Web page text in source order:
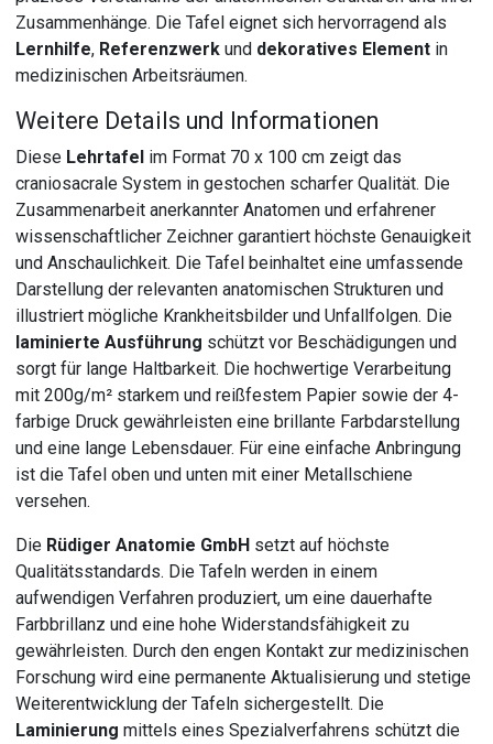
Zusammenhänge. Die Tafel eignet sich hervorragend als
Lernhilfe, Referenzwerk und dekoratives Element in
medizinischen Arbeitsräumen.
Weitere Details und Informationen
Diese Lehrtafel im Format 70 x 100 cm zeigt das
craniosacrale System in gestochen scharfer Qualität. Die
Zusammenarbeit anerkannter Anatomen und erfahrener
wissenschaftlicher Zeichner garantiert höchste Genauigkeit
und Anschaulichkeit. Die Tafel beinhaltet eine umfassende
Darstellung der relevanten anatomischen Strukturen und
illustriert mögliche Krankheitsbilder und Unfallfolgen. Die
laminierte Ausführung schützt vor Beschädigungen und
sorgt für lange Haltbarkeit. Die hochwertige Verarbeitung
mit 200g/m² starkem und reißfestem Papier sowie der 4-
farbige Druck gewährleisten eine brillante Farbdarstellung
und eine lange Lebensdauer. Für eine einfache Anbringung
ist die Tafel oben und unten mit einer Metallschiene
versehen.
Die Rüdiger Anatomie GmbH setzt auf höchste
Qualitätsstandards. Die Tafeln werden in einem
aufwendigen Verfahren produziert, um eine dauerhafte
Farbbrillanz und eine hohe Widerstandsfähigkeit zu
gewährleisten. Durch den engen Kontakt zur medizinischen
Forschung wird eine permanente Aktualisierung und stetige
Weiterentwicklung der Tafeln sichergestellt. Die
Laminierung mittels eines Spezialverfahrens schützt die